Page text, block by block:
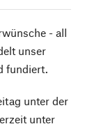
- all
unser
fundiert.
unter der
unter